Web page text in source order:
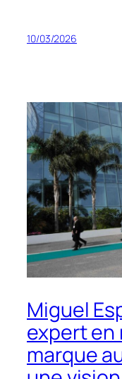
10/03/2026
Miguel
expert en
marque